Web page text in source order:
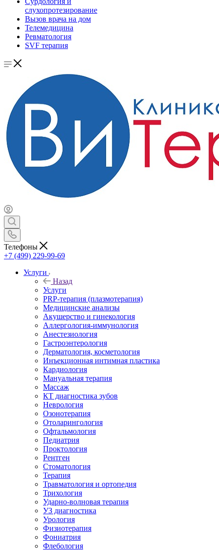
слухопротезирование
Вызов врача на дом
Телемедицина
Ревматология
SVF терапия
Телефоны
+7 (499) 229-99-69
Услуги
Назад
Услуги
PRP-терапия (плазмотерапия)
Медицинские анализы
Акушерство и гинекология
Аллергология-иммунология
Анестезиология
Гастроэнтерология
Дерматология, косметология
Инъекционная интимная пластика
Кардиология
Мануальная терапия
Массаж
КТ диагностика зубов
Неврология
Озонотерапия
Отоларингология
Офтальмология
Педиатрия
Проктология
Рентген
Стоматология
Терапия
Травматология и ортопедия
Трихология
Ударно-волновая терапия
УЗ диагностика
Урология
Физиотерапия
Фониатрия
Флебология